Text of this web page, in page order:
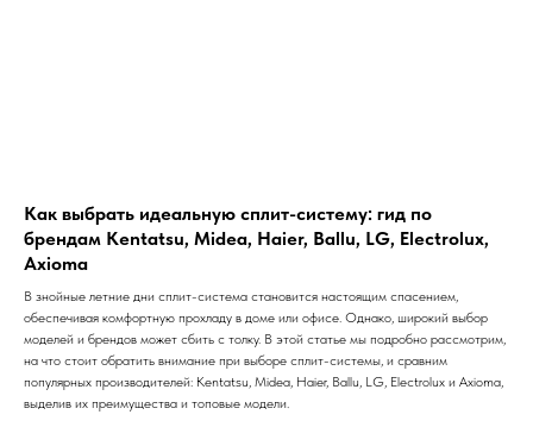
Как выбрать идеальную сплит-систему: гид по
брендам Kentatsu, Midea, Haier, Ballu, LG, Electrolux,
Axioma
В знойные летние дни сплит-система становится настоящим спасением,
обеспечивая комфортную прохладу в доме или офисе. Однако, широкий выбор
моделей и брендов может сбить с толку. В этой статье мы подробно рассмотрим,
на что стоит обратить внимание при выборе сплит-системы, и сравним
популярных производителей: Kentatsu, Midea, Haier, Ballu, LG, Electrolux и Axioma,
выделив их преимущества и топовые модели.